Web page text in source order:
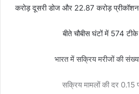
करोड़ दूसरी डोज और 22.87 करोड़
बीते चौबीस घंटों में 574
भारत में सक्रिय मरीजों की
सक्रिय मामलों की दर 0.15